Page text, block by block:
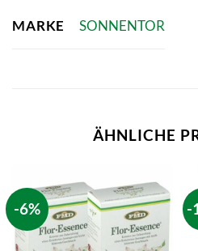
MARKE SONNENTOR
ÄHNLICHE
-6% -